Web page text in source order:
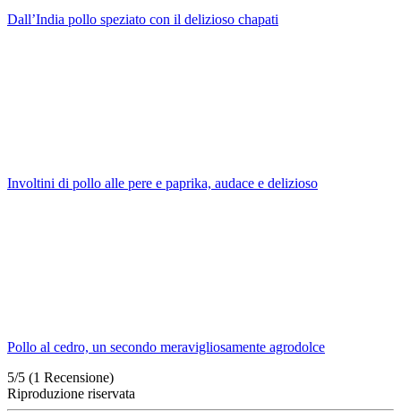
Dall’India pollo speziato con il delizioso chapati
Involtini di pollo alle pere e paprika, audace e delizioso
Pollo al cedro, un secondo meravigliosamente agrodolce
5/5 (1 Recensione)
Riproduzione riservata